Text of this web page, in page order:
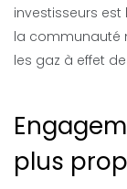
investisseurs
la communauté
les gaz à effet
plus